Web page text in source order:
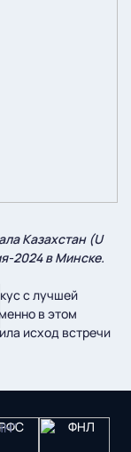
Казахстан (U
2024 в Минске.
с лучшей
в этом
исход встречи